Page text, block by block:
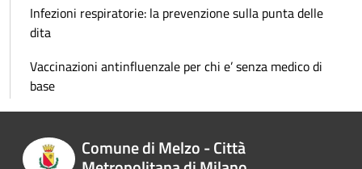
Infezioni respiratorie: la prevenzione sulla punta delle
dita
Vaccinazioni antinfluenzale per chi e’ senza medico di
base
Comune di Melzo - Città